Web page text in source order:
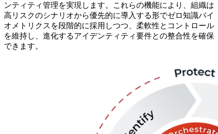
ンティティ管理を実現します。これらの機能により、組織は
高リスクのシナリオから優先的に導入する形でゼロ知識バイ
オメトリクスを段階的に採用しつつ、柔軟性とコントロール
を維持し、進化するアイデンティティ要件との整合性を確保
できます。